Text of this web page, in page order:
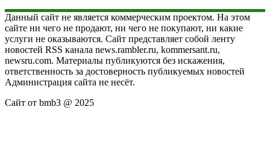
Данный сайт не является коммерческим проектом. На этом
сайте ни чего не продают, ни чего не покупают, ни какие
услуги не оказываются. Сайт представляет собой ленту
новостей RSS канала news.rambler.ru, kommersant.ru,
newsru.com. Материалы публикуются без искажения,
ответственность за достоверность публикуемых новостей
Администрация сайта не несёт.
Сайт от bmb3 @ 2025